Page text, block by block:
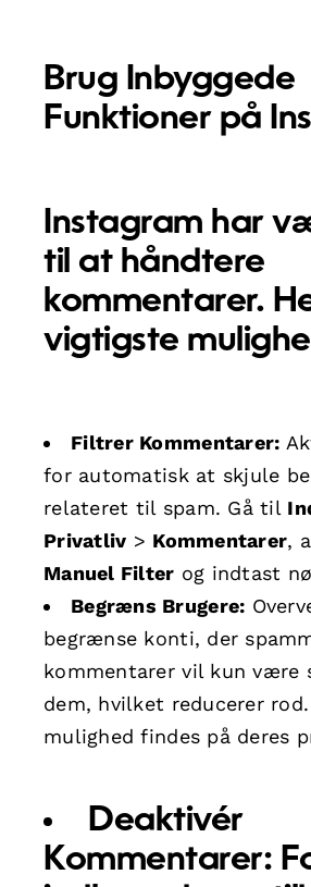
Brug Inbyggede
Funktioner på
Instagram har
til at håndtere
kommentarer.
vigtigste
Filtrer Kommentarer:
for automatisk at skjule
relateret til spam. Gå til
Privatliv > Kommentarer,
Manuel Filter og indtast
Begræns Brugere:
begrænse konti, der
kommentarer vil kun være
dem, hvilket reducerer
mulighed findes på deres
Deaktivér
Kommentarer: